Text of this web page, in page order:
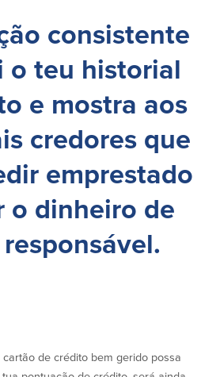
consistente
o teu historial
e mostra aos
credores que
emprestado
o dinheiro de
de crédito bem gerido possa